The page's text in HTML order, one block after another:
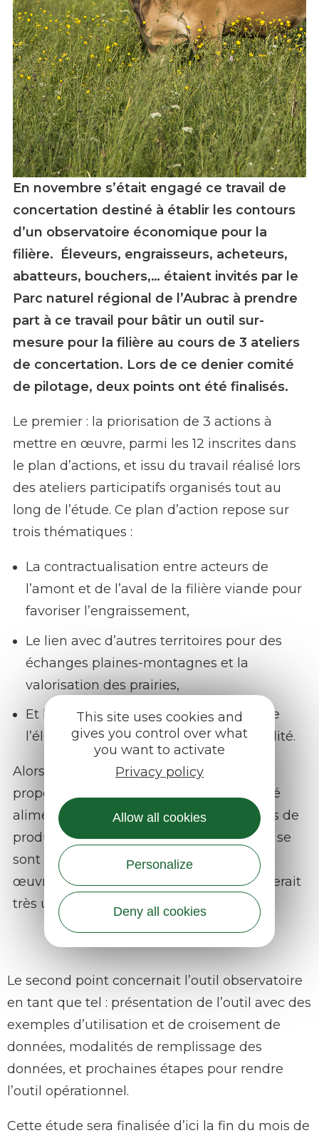
Vache Aubrac au pâturage - A. Méravilles
En novembre s’était engagé ce travail de
concertation destiné à établir les contours
d’un observatoire économique pour la
filière. Éleveurs, engraisseurs, acheteurs,
abatteurs, bouchers,… étaient invités par le
Parc naturel régional de l’Aubrac à prendre
part à ce travail pour bâtir un outil sur-
mesure pour la filière au cours de 3 ateliers
de concertation. Lors de ce denier comité
de pilotage, deux points ont été finalisés.
Le premier : la priorisation de 3 actions à
mettre en œuvre, parmi les 12 inscrites dans
le plan d’actions, et issu du travail réalisé lors
des ateliers participatifs organisés tout au
long de l’étude. Ce plan d’action repose sur
trois thématiques :
La contractualisation entre acteurs de
l’amont et de l’aval de la filière viande pour
favoriser l’engraissement,
Le lien avec d’autres territoires pour des
échanges plaines-montagnes et la
valorisation des prairies,
Et la communication positive autour de
l’élevage extensif et des filières de qualité.
Alors que l’État et la Région Occitanie
proposent des travaux sur la souveraineté
alimentaire et la relocalisation des filières de
productions, l’ensemble des participants se
sont accordés pour dire que la mise en
œuvre de l’ensemble du plan d’actions serait
très utile pour la filière viande bovine.
Le second point concernait l’outil observatoire
en tant que tel : présentation de l’outil avec des
exemples d’utilisation et de croisement de
données, modalités de remplissage des
données, et prochaines étapes pour rendre
l’outil opérationnel.
Cette étude sera finalisée d’ici la fin du mois de
This site uses cookies and
gives you control over what
you want to activate
Privacy policy
Allow all cookies
Personalize
Deny all cookies